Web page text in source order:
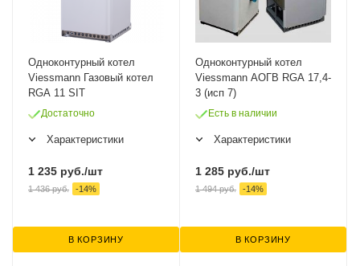
Одноконтурный котел
Viessmann Газовый котел
RGA 11 SIT
Достаточно
Характеристики
1 235 руб./шт
1 436руб. -14%
В КОРЗИНУ
Одноконтурный котел
Viessmann АОГВ RGA 17,4-
3 (исп 7)
Есть в наличии
Характеристики
1 285 руб./шт
1 494руб. -14%
В КОРЗИНУ